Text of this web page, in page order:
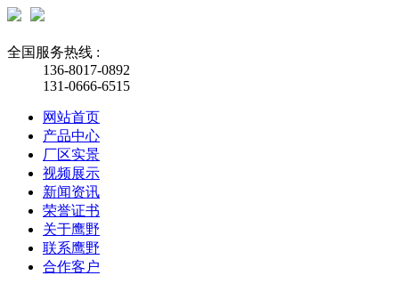
全国服务热线 :
136-8017-0892
131-0666-6515
网站首页
产品中心
厂区实景
视频展示
新闻资讯
荣誉证书
关于鹰野
联系鹰野
合作客户